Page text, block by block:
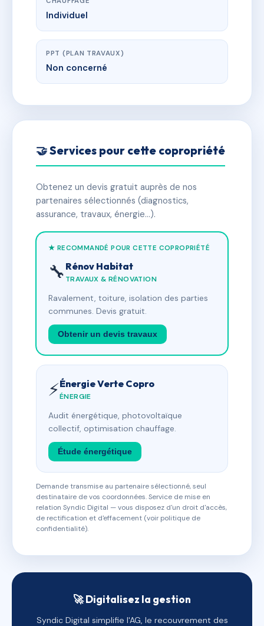
Individuel
PPT (PLAN TRAVAUX)
Non concerné
🤝 Services pour cette copropriété
Obtenez un devis gratuit auprès de nos
partenaires sélectionnés (diagnostics,
assurance, travaux, énergie…).
★ RECOMMANDÉ POUR CETTE COPROPRIÉTÉ
🔧 Rénov Habitat
TRAVAUX & RÉNOVATION
Ravalement, toiture, isolation des parties
communes. Devis gratuit.
Obtenir un devis travaux
⚡Énergie Verte Copro
ÉNERGIE
Audit énergétique, photovoltaïque
collectif, optimisation chauffage.
Étude énergétique
Demande transmise au partenaire sélectionné, seul
destinataire de vos coordonnées. Service de mise en
relation Syndic Digital — vous disposez d'un droit d'accès,
de rectification et d'effacement (voir politique de
confidentialité).
🚀 Digitalisez la gestion
Syndic Digital simplifie l'AG, le recouvrement des